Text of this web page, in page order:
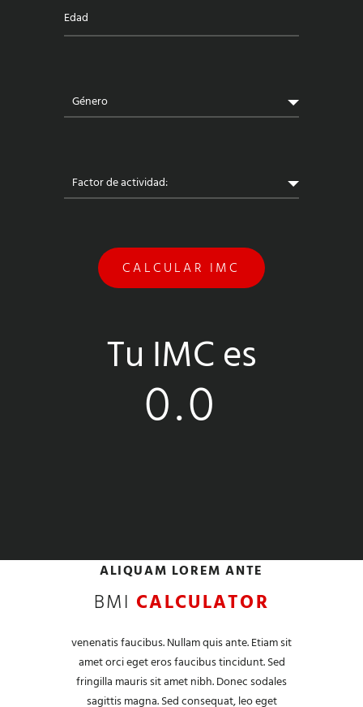
Tu IMC es
0.0
ALIQUAM LOREM ANTE
BMI CALCULATOR
venenatis faucibus. Nullam quis ante. Etiam sit
amet orci eget eros faucibus tincidunt. Sed
fringilla mauris sit amet nibh. Donec sodales
sagittis magna. Sed consequat, leo eget